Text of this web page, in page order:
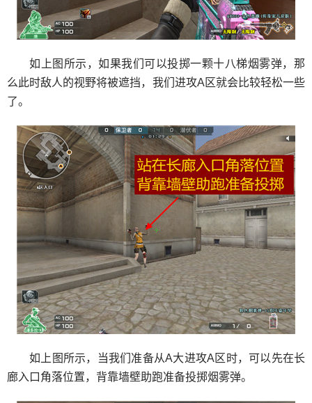
如上图所示，如果我们可以投掷一颗十八梯烟雾弹，那
么此时敌人的视野将被遮挡，我们进攻A区就会比较轻松一些
了。
如上图所示，当我们准备从A大进攻A区时，可以先在长
廊入口角落位置，背靠墙壁助跑准备投掷烟雾弹。